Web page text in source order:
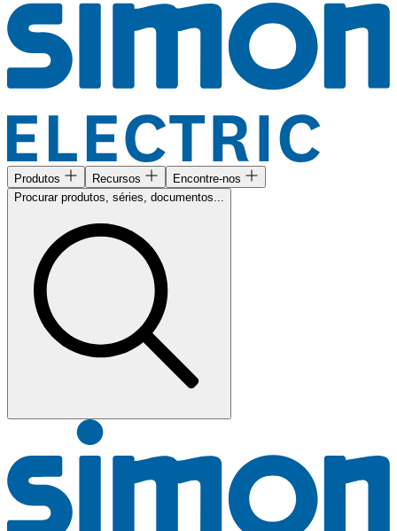
Produtos Recursos
Encontre-nos
Procurar produtos, séries, documentos...